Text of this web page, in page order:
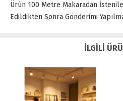
Ürün 100 Metre Makaradan
Edildikten Sonra Gönderimi
İLGİLİ